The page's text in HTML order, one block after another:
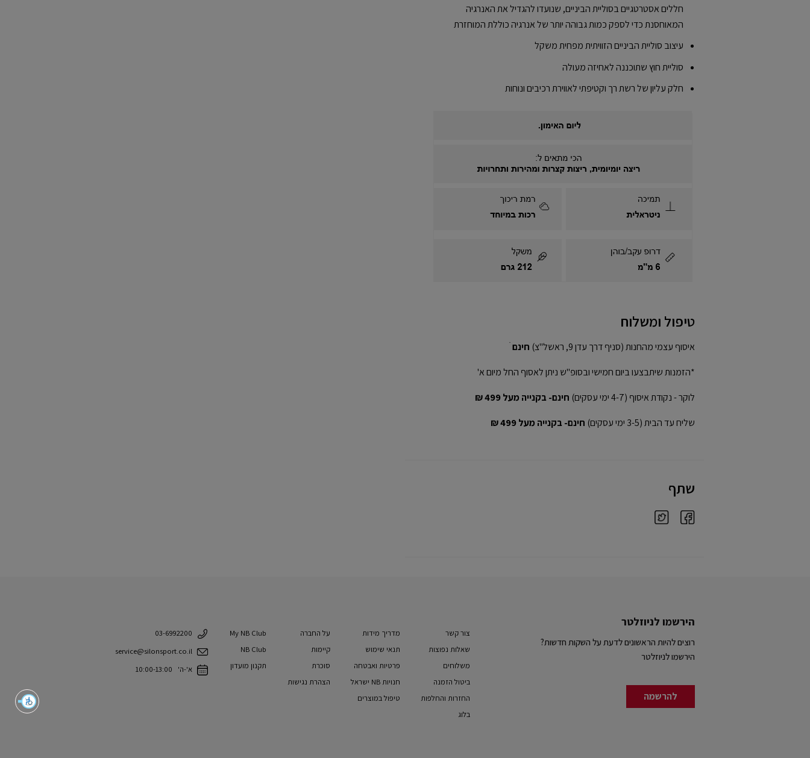
חללים אסטרטגיים בסוליית הביניים, שנועדו להגדיל את האנרגיה
המאוחסנת כדי לספק כמות גבוהה יותר של אנרגיה כוללת המוחזרת
עיצוב סוליית הביניים הזוויתית מפחית משקל
סוליית חוץ שתוכננה לאחיזה מעולה
חלק עליון של רשת רך וקטיפתי לאווירת רכיבים ונוחות
טיפול ומשלוח
איסוף עצמי מהחנות (סניף דרך עדן 9, ראשל"צ) חינםׁ
*הזמנות שיתבצעו ביום חמישי ובסופ"ש ניתן לאסוף החל מיום א'
לוקר - נקודת איסוף (4-7 ימי עסקים)
חינם- בקנייה מעל 499 ₪
שליח עד הבית (3-5 ימי עסקים)
חינם- בקנייה מעל 499 ₪
שתף
הירשמו לניוזלטר
רוצים להיות הראשונים לדעת על השקות חדשות?
הירשמו לניוזלטר
להרשמה
צור קשר
שאלות נפוצות
משלוחים
ביטול הזמנה
החזרות והחלפות
בלוג
מדריך מידות
תנאי שימוש
פרטיות ואבטחה
חנויות NB ישראל
טיפול במוצרים
על החברה
קיימות
סוכרת
הצהרת נגישות
My NB Club
NB Club
תקנון מועדון
03-6992200
service@silonsport.co.il
א'-ה' 10:00-13:00